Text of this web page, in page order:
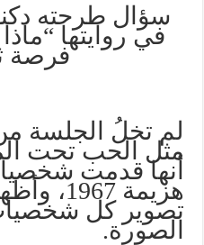
سؤال طرحته
في روايتها
فرصة
لم تخلُ الجلسة من
مثل الحب تحت
أنها قدمت
هزيمة
تصوير كل
الصورة.